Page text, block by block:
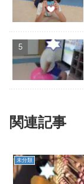
関連記事
未分類